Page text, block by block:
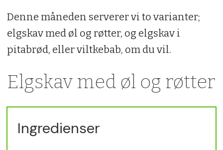
Denne måneden serverer vi to varianter;
elgskav med øl og røtter, og elgskav i
pitabrød, eller viltkebab, om du vil.
Elgskav med øl og røtter
Ingredienser